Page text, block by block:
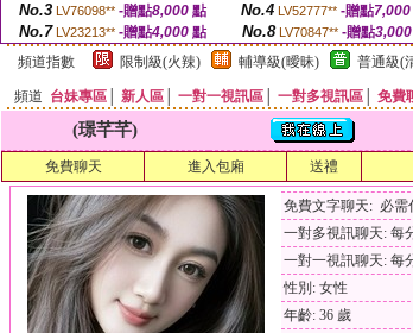
No.3 LV76098** -贈點8,000點 No.4 LV52777** -贈點7,000
No.7 LV23213** -贈點4,000 點 No.8 LV70847** -贈點3,000
頻道指數
限制級(火辣) 輔導級(曖昧) 普通級(
頻道 台妹專區 新人區 一對一視訊區 一對多視訊區 免費
(璟芊芊)
免費聊天 進入包廂 送禮
免費文字聊天: 必需
一對多視訊聊天: 每
一對一視訊聊天: 每
性別: 女性
年齡: 36 歲